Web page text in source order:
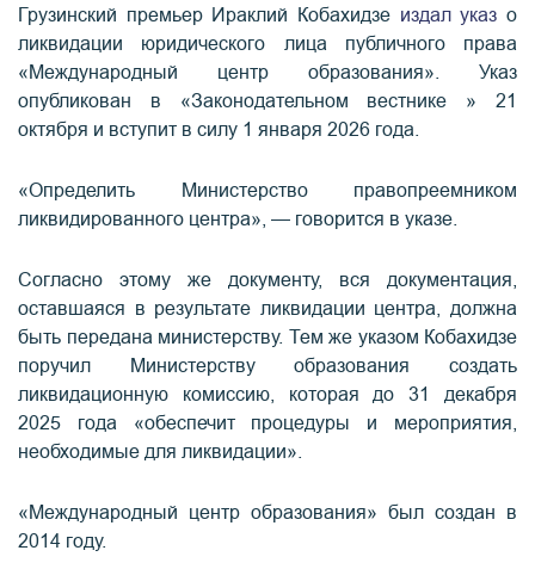
Грузинский премьер Ираклий Кобахидзе издал указ о
ликвидации юридического лица публичного права
«Международный центр образования». Указ
опубликован в «Законодательном вестнике » 21
октября и вступит в силу 1 января 2026 года.
«Определить Министерство правопреемником
ликвидированного центра», — говорится в указе.
Согласно этому же документу, вся документация,
оставшаяся в результате ликвидации центра, должна
быть передана министерству. Тем же указом Кобахидзе
поручил Министерству образования создать
ликвидационную комиссию, которая до 31 декабря
2025 года «обеспечит процедуры и мероприятия,
необходимые для ликвидации».
«Международный центр образования» был создан в
2014 году.